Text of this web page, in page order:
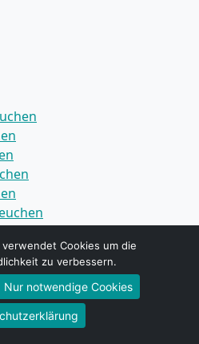
Cookies um die
zu verbessern.
Nur notwendige Cookies